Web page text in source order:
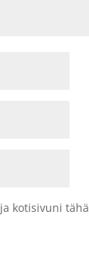
kotisivuni